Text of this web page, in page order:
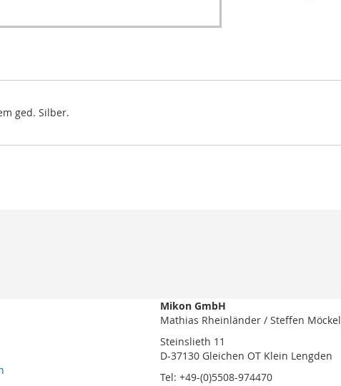
ged. Silber.
Mikon GmbH
Mathias Rheinländer / Steffen Möckel
Steinslieth 11
D-37130 Gleichen OT Klein Lengden
Tel: +49-(0)5508-974470